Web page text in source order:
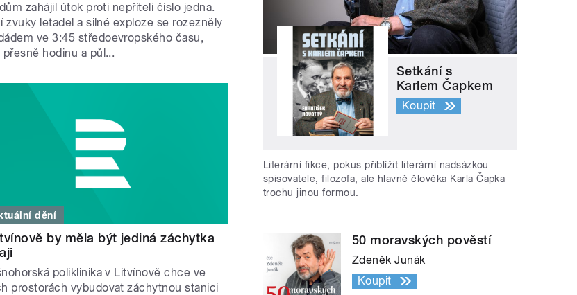
zahájil útok proti nepříteli číslo jedna.
zvuky letadel a silné exploze se rozezněly
ve 3:45 středoevropského času,
přesně hodinu a půl...
dění
by měla být jediná záchytka
poliklinika v Litvínově chce ve
prostorách vybudovat záchytnou stanici
Setkání s
Karlem Čapkem
Koupit
Literární fikce, pokus přiblížit literární nadsázkou
spisovatele, filozofa, ale hlavně člověka Karla Čapka
trochu jinou formou.
50 moravských pověstí
Zdeněk Junák
Koupit